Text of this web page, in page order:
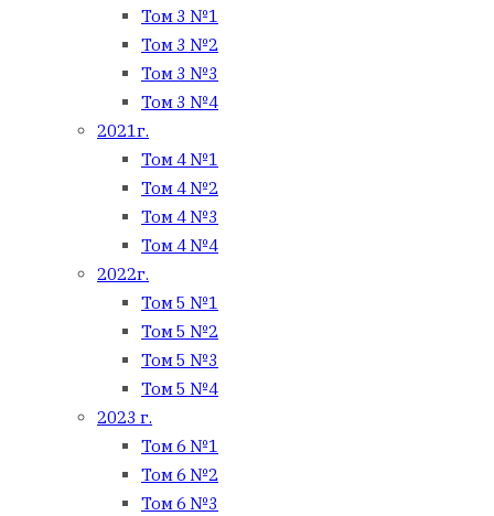
Том 3 №1
Том 3 №2
Том 3 №3
Том 3 №4
2021г.
Том 4 №1
Том 4 №2
Том 4 №3
Том 4 №4
2022г.
Том 5 №1
Том 5 №2
Том 5 №3
Том 5 №4
2023 г.
Том 6 №1
Том 6 №2
Том 6 №3